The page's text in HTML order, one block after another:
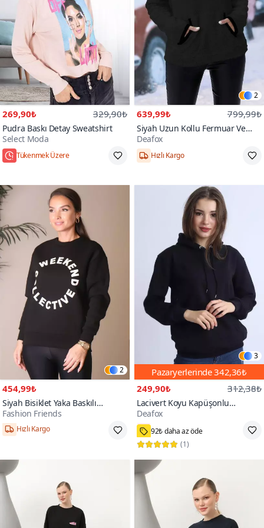
269,90₺ 329,90₺
Pudra Baskı Detay Sweatshirt
Select Moda
Tükenmek Üzere
2
639,99₺ 799,99₺
Siyah Uzun Kollu Fermuar Ve
Cepli Peluş Sweatshirt
Deafox
Hızlı Kargo
2
454,99₺
Siyah Bisiklet Yaka Baskılı
Sweatshirt
Fashion Friends
Hızlı Kargo
3
Pazaryerlerinde342,36₺
249,90₺
312,38₺
Lacivert Koyu Kapüşonlu
Sweatshirt
Deafox
100+
92₺ daha az öde
(1)